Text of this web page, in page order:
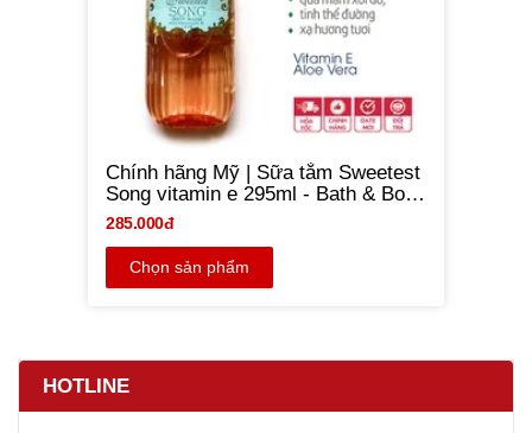
Chính hãng Mỹ | Sữa tắm Sweetest
Song vitamin e 295ml - Bath & Body
Works
285.000đ
Chọn sản phẩm
HOTLINE